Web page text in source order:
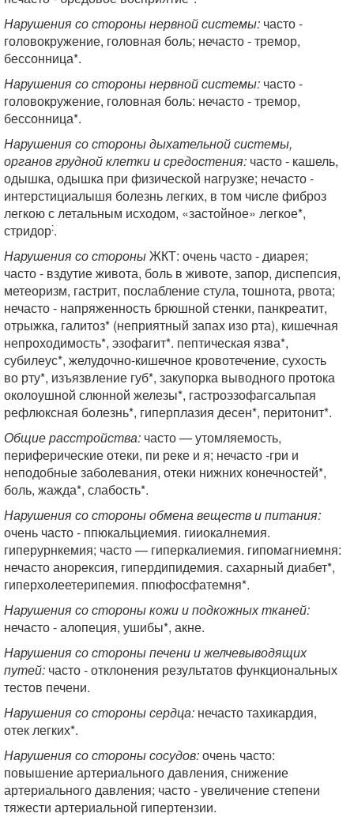
Нарушения со стороны нервной системы: часто -
головокружение, головная боль; нечасто - тремор,
бессонница*.
Нарушения со стороны нервной системы: часто -
головокружение, головная боль: нечасто - тремор,
бессонница*.
Нарушения со стороны дыхательной системы,
органов грудной клетки и средостения: часто - кашель,
одышка, одышка при физической нагрузке; нечасто -
интерстициалышя болезнь легких, в том числе фиброз
легкою с летальным исходом, «застойное» легкое*,
стридор:.
Нарушения со стороныЖКТ: очень часто - диарея;
часто - вздутие живота, боль в животе, запор, диспепсия,
метеоризм, гастрит, послабление стула, тошнота, рвота;
нечасто - напряженность брюшной стенки, панкреатит,
отрыжка, галитоз* (неприятный запах изо рта), кишечная
непроходимость*, эзофагит*. пептическая язва*,
субилеус*, желудочно-кишечное кровотечение, сухость
во рту*, изъязвление губ*, закупорка выводного протока
околоушной слюнной железы*, гастроэзофагсальпая
рефлюксная болезнь*, гиперплазия десен*, перитонит*.
Общие расстройства: часто — утомляемость,
периферические отеки, пи реке и я; нечасто -гри и
неподобные заболевания, отеки нижних конечностей*,
боль, жажда*, слабость*.
Нарушения со стороны обмена веществ и питания:
очень часто - ппюкальциемия. гииокалнемия.
гиперурнкемия; часто — гиперкалиемия. гипомагниемня:
нечасто анорексия, гипердипидемия. сахарный диабет*,
гиперхолеетерипемия. ппюфосфатемня*.
Нарушения со стороны кожи и подкожных тканей:
нечасто - алопеция, ушибы*, акне.
Нарушения со стороны печени и желчевыводящих
путей: часто - отклонения результатов функциональных
тестов печени.
Нарушения со сторонысердца: нечасто тахикардия,
отек легких*.
Нарушения со стороны сосудов:очень часто:
повышение артериального давления, снижение
артериального давления; часто - увеличение степени
тяжести артериальной гипертензии.